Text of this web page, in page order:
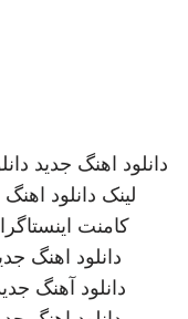
دانلود اهنگ جدید
لینک دانلود
کامنت
دانلود اهنگ
دانلود آهنگ